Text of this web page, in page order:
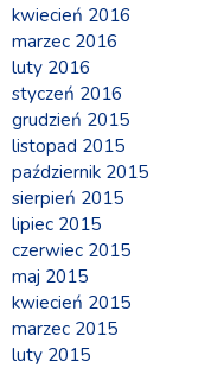
kwiecień 2016
marzec 2016
luty 2016
styczeń 2016
grudzień 2015
listopad 2015
październik 2015
sierpień 2015
lipiec 2015
czerwiec 2015
maj 2015
kwiecień 2015
marzec 2015
luty 2015